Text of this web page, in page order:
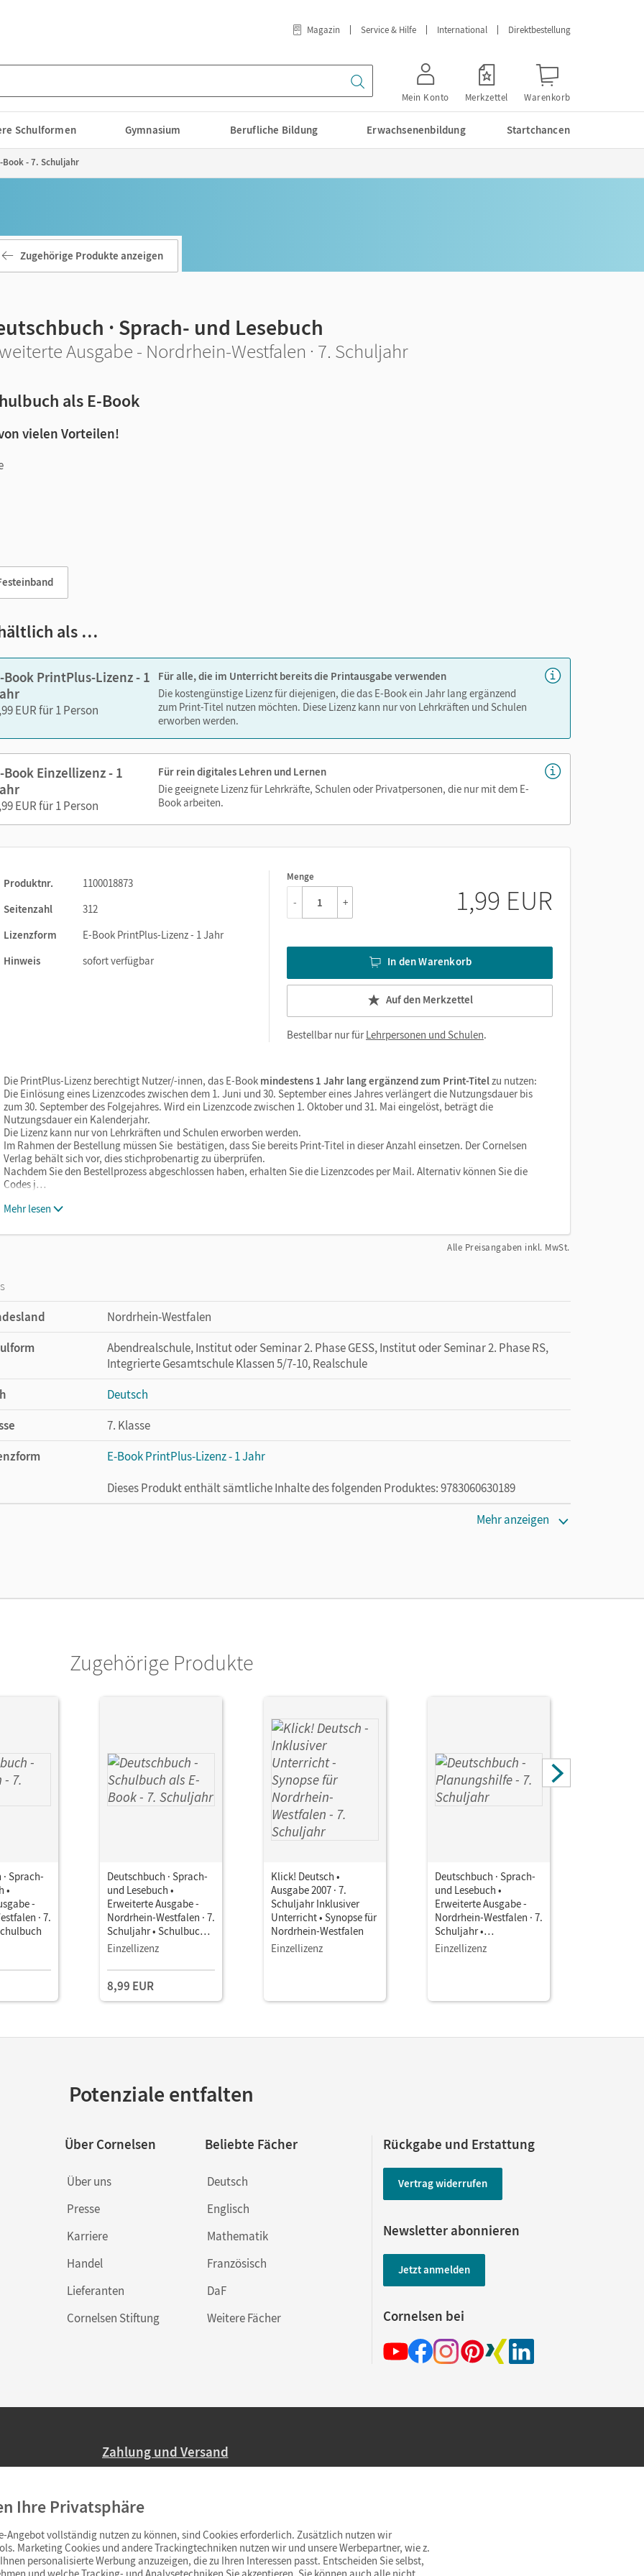
Magazin Service & Hilfe International Direktbestellung
Mein Konto Merkzettel Warenkorb
Schulformen Gymnasium Berufliche Bildung Erwachsenenbildung Startchancen
Book - 7. Schuljahr
Zugehörige Produkte anzeigen
· Sprach- und Lesebuch
Ausgabe - Nordrhein-Westfalen · 7. Schuljahr
als E-Book
vielen Vorteilen!
als …
Book PrintPlus-Lizenz - 1
EUR für 1 Person
Für alle, die im Unterricht bereits die Printausgabe verwenden
Die kostengünstige Lizenz für diejenigen, die das E-Book ein Jahr lang ergänzend
zum Print-Titel nutzen möchten. Diese Lizenz kann nur von Lehrkräften und Schulen
erworben werden.
Book Einzellizenz - 1
EUR für 1 Person
Für rein digitales Lehren und Lernen
Die geeignete Lizenz für Lehrkräfte, Schulen oder Privatpersonen, die nur mit dem E-
Book arbeiten.
Produktnr.
1100018873
Seitenzahl
312
Lizenzform
E-Book PrintPlus-Lizenz - 1 Jahr
Hinweis
sofort verfügbar
Menge
1
- + 1,99 EUR
In den Warenkorb
Auf den Merkzettel
Bestellbar nur fürLehrpersonen und Schulen.
Die PrintPlus-Lizenz berechtigt Nutzer/-innen, das E-Book mindestens 1 Jahr lang ergänzend zum Print-Titelzu nutzen:
Die Einlösung eines Lizenzcodes zwischen dem 1. Juni und 30. September eines Jahres verlängert die Nutzungsdauer bis
zum 30. September des Folgejahres. Wird ein Lizenzcode zwischen 1. Oktober und 31. Mai eingelöst, beträgt die
Nutzungsdauer ein Kalenderjahr.
Die Lizenz kann nur von Lehrkräften und Schulen erworben werden.
Im Rahmen der Bestellung müssen Sie bestätigen, dass Sie bereits Print-Titel in dieser Anzahl einsetzen. Der Cornelsen
Verlag behält sich vor, dies stichprobenartig zu überprüfen.
Nachdem Sie den Bestellprozess abgeschlossen haben, erhalten Sie die Lizenzcodes per Mail. Alternativ können Sie die
Codes j…
Mehr lesen
Alle Preisangaben inkl. MwSt.
Nordrhein-Westfalen
Abendrealschule, Institut oder Seminar 2. Phase GESS, Institut oder Seminar 2. Phase RS,
Integrierte Gesamtschule Klassen 5/7-10, Realschule
Deutsch
7. Klasse
E-Book PrintPlus-Lizenz - 1 Jahr
Dieses Produkt enthält sämtliche Inhalte des folgenden Produktes: 9783060630189
Cornelsen Verlag
Hoffmann, Frauke; Gauggel, Hans-Joachim; Semmler, Volker; Frädrich, Heike
Mehr anzeigen
Zugehörige Produkte
Sprach-
•
-
· 7.
Deutschbuch · Sprach-
und Lesebuch •
Erweiterte Ausgabe -
Nordrhein-Westfalen · 7.
Schuljahr • Schulbuch
als E-Book
Einzellizenz
8,99 EUR
Klick! Deutsch •
Ausgabe 2007 · 7.
Schuljahr Inklusiver
Unterricht • Synopse für
Nordrhein-Westfalen
Einzellizenz
Deutschbuch · Sprach-
und Lesebuch •
Erweiterte Ausgabe -
Nordrhein-Westfalen · 7.
Schuljahr •
Planungshilfe
Einzellizenz
Potenziale entfalten
Über Cornelsen
Über uns
Presse
Karriere
Handel
Lieferanten
Cornelsen Stiftung
Beliebte Fächer
Deutsch
Englisch
Mathematik
Französisch
DaF
Weitere Fächer
Rückgabe und Erstattung
Vertrag widerrufen
Newsletter abonnieren
Jetzt anmelden
Cornelsen bei
Zahlung und Versand
Ab 59,– EUR Bestellwert liefern wir versandkostenfrei innerhalb Deutschlands
(Lieferung in 3–6 Tagen).
Ihre Privatsphäre
Angebot vollständig nutzen zu können, sind Cookies erforderlich. Zusätzlich nutzen wir
Marketing Cookies und andere Trackingtechniken nutzen wir und unsere Werbepartner, wie z.
personalisierte Werbung anzuzeigen, die zu Ihren Interessen passt. Entscheiden Sie selbst,